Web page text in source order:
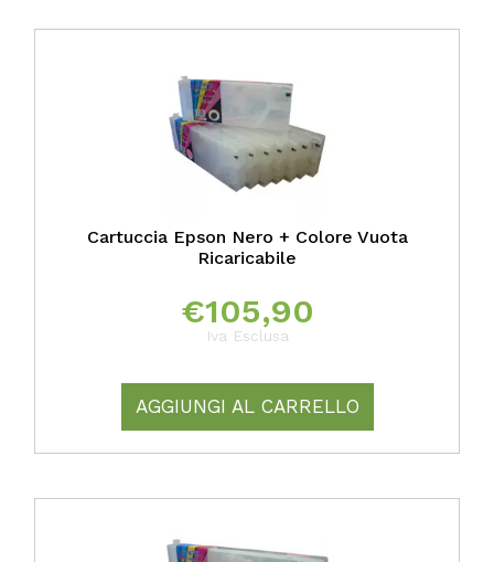
Cartuccia Epson Nero + Colore Vuota
Ricaricabile
€105,90
Iva Esclusa
AGGIUNGI AL CARRELLO